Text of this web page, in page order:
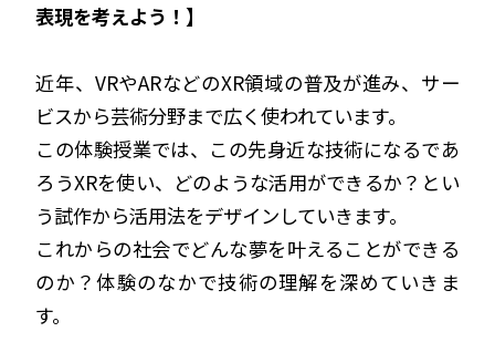
表現を考えよう！】
近年、VRやARなどのXR領域の普及が進み、サー
ビスから芸術分野まで広く使われています。
この体験授業では、この先身近な技術になるであ
ろうXRを使い、どのような活用ができるか？とい
う試作から活用法をデザインしていきます。
これからの社会でどんな夢を叶えることができる
のか？体験のなかで技術の理解を深めていきま
す。